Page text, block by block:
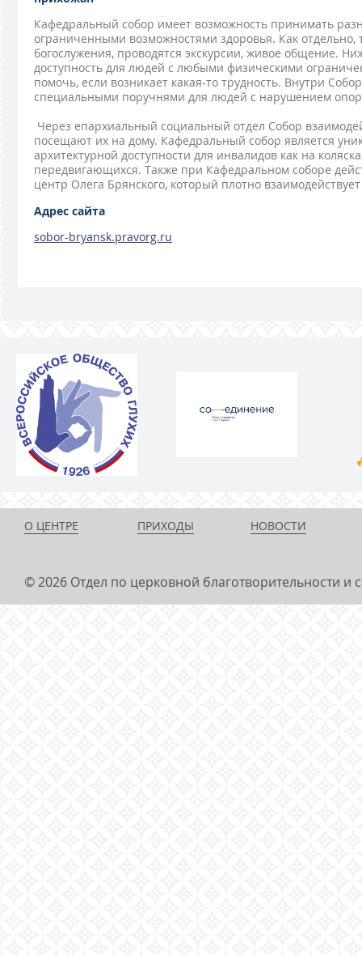
Кафедральный собор имеет возможность принимать
ограниченными возможностями здоровья. Как отдельно,
богослужения, проводятся экскурсии, живое общение.
доступность для людей с любыми физическими
помочь, если возникает какая-то трудность. Внутри
специальными поручнями для людей с нарушением
Через епархиальный социальный отдел Собор
посещают их на дому. Кафедральный собор является
архитектурной доступности для инвалидов как на
передвигающихся. Также при Кафедральном соборе
центр Олега Брянского, который плотно
Адрес сайта
sobor-bryansk.pravorg.ru
О ЦЕНТРЕ ПРИХОДЫ НОВОСТИ
© 2026 Отдел по церковной благотворительности